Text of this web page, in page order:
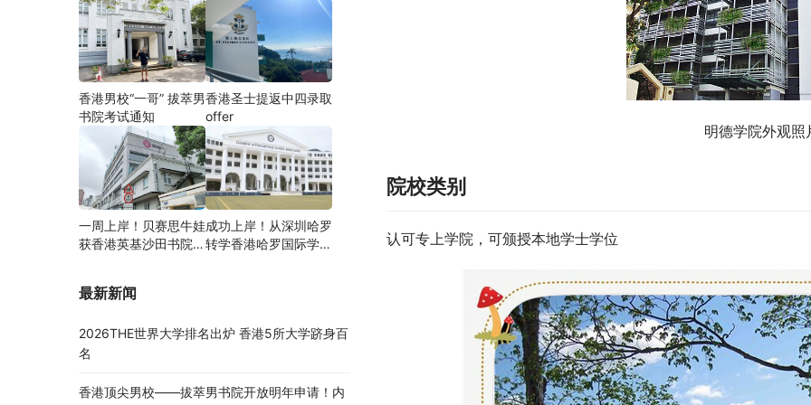
明德学院外观照
院校类别
认可专上学院，可颁授本地学士学位
香港男校“一哥” 拔萃男
书院考试通知
香港圣士提返中四录取
offer
一周上岸！贝赛思牛娃
获香港英基沙田书院录
成功上岸！从深圳哈罗
转学香港哈罗国际学
最新新闻
2026THE世界大学排名出炉 香港5所大学跻身百
名
香港顶尖男校——拔萃男书院开放明年申请！内